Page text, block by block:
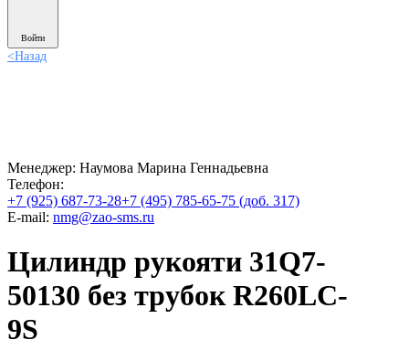
Войти
<Назад
Менеджер: Наумова Марина Геннадьевна
Телефон:
+7 (925) 687-73-28+7 (495) 785-65-75 (доб. 317)
E-mail: nmg@zao-sms.ru
Цилиндр рукояти 31Q7-
50130 без трубок R260LC-
9S